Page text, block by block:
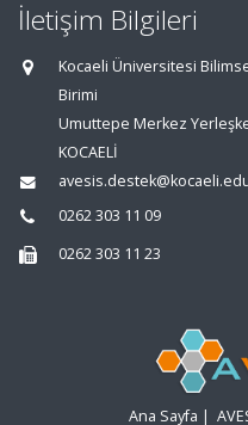
İletişim Bilgileri
Kocaeli Üniversitesi
Birimi
Umuttepe Merkez
KOCAELİ
0262 303 11 09
0262 303 11 23
Ana Sayfa |